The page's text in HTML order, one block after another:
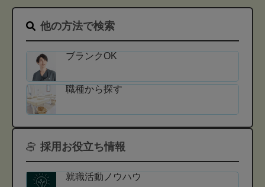
他の方法で検索
ブランクOK
職種から探す
採用お役立ち情報
就職活動ノウハウ